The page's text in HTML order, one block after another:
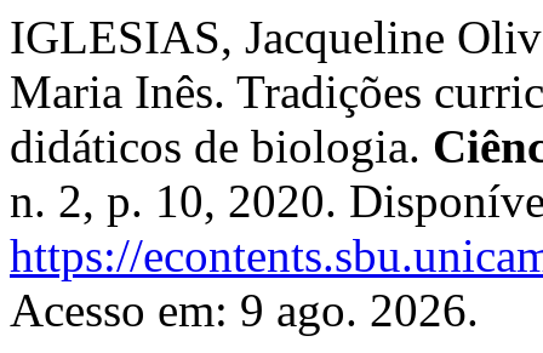
IGLESIAS, Jacqueline
Maria Inês. Tradições
didáticos de biologia.
n. 2, p. 10, 2020.
https://
Acesso em: 9 ago. 2026.